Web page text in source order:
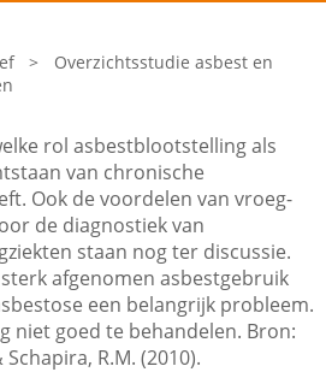
>
Overzichtsstudie asbest en
rol asbestblootstelling als
van chronische
Ook de voordelen van vroeg-
de diagnostiek van
staan nog ter discussie.
afgenomen asbestgebruik
een belangrijk probleem.
niet goed te behandelen. Bron:
R.M. (2010).